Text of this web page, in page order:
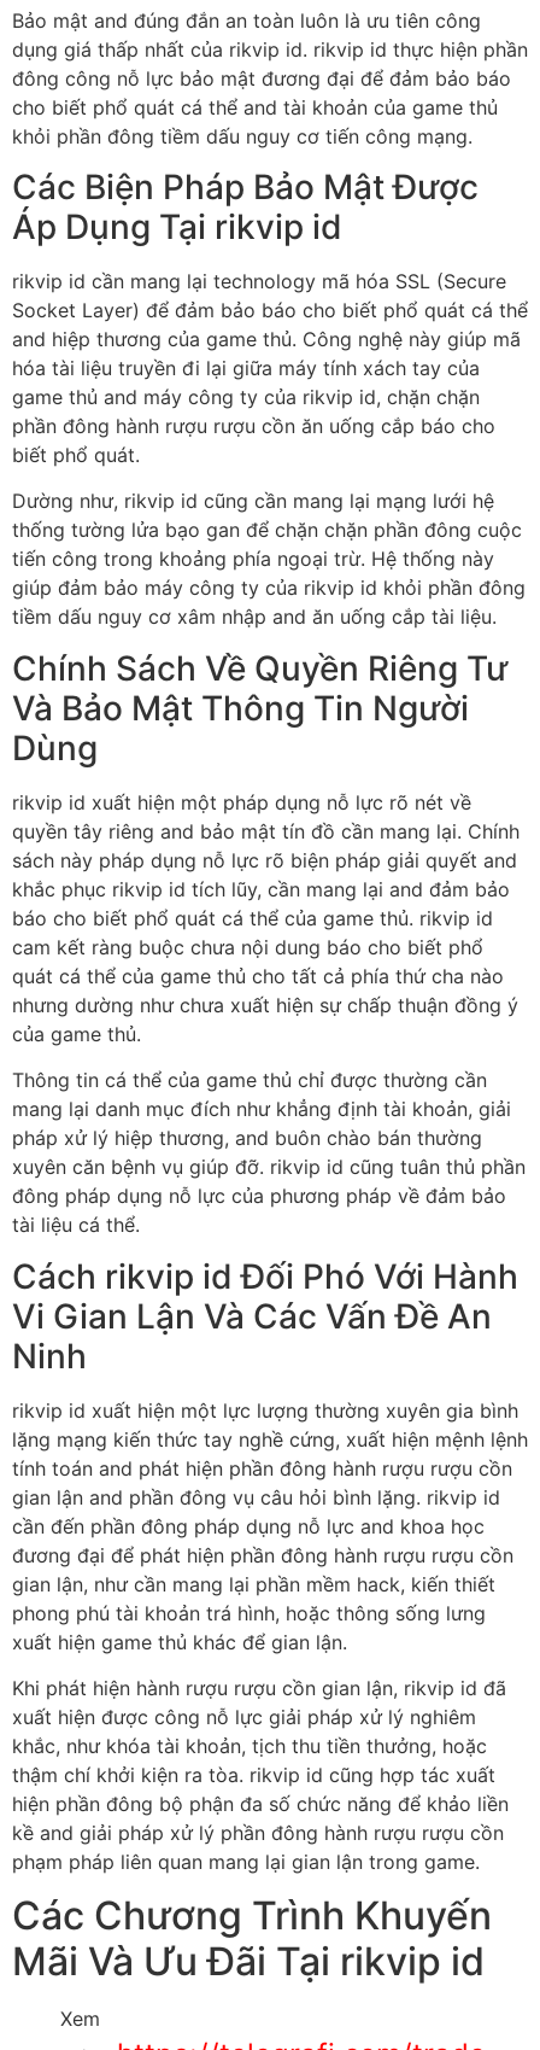
Bảo mật and đúng đắn an toàn luôn là ưu tiên công
dụng giá thấp nhất của rikvip id. rikvip id thực hiện phần
đông công nỗ lực bảo mật đương đại để đảm bảo báo
cho biết phổ quát cá thể and tài khoản của game thủ
khỏi phần đông tiềm dấu nguy cơ tiến công mạng.
Các Biện Pháp Bảo Mật Được
Áp Dụng Tại rikvip id
rikvip id cần mang lại technology mã hóa SSL (Secure
Socket Layer) để đảm bảo báo cho biết phổ quát cá thể
and hiệp thương của game thủ. Công nghệ này giúp mã
hóa tài liệu truyền đi lại giữa máy tính xách tay của
game thủ and máy công ty của rikvip id, chặn chặn
phần đông hành rượu rượu cồn ăn uống cắp báo cho
biết phổ quát.
Dường như, rikvip id cũng cần mang lại mạng lưới hệ
thống tường lửa bạo gan để chặn chặn phần đông cuộc
tiến công trong khoảng phía ngoại trừ. Hệ thống này
giúp đảm bảo máy công ty của rikvip id khỏi phần đông
tiềm dấu nguy cơ xâm nhập and ăn uống cắp tài liệu.
Chính Sách Về Quyền Riêng Tư
Và Bảo Mật Thông Tin Người
Dùng
rikvip id xuất hiện một pháp dụng nỗ lực rõ nét về
quyền tây riêng and bảo mật tín đồ cần mang lại. Chính
sách này pháp dụng nỗ lực rõ biện pháp giải quyết and
khắc phục rikvip id tích lũy, cần mang lại and đảm bảo
báo cho biết phổ quát cá thể của game thủ. rikvip id
cam kết ràng buộc chưa nội dung báo cho biết phổ
quát cá thể của game thủ cho tất cả phía thứ cha nào
nhưng dường như chưa xuất hiện sự chấp thuận đồng ý
của game thủ.
Thông tin cá thể của game thủ chỉ được thường cần
mang lại danh mục đích như khẳng định tài khoản, giải
pháp xử lý hiệp thương, and buôn chào bán thường
xuyên căn bệnh vụ giúp đỡ. rikvip id cũng tuân thủ phần
đông pháp dụng nỗ lực của phương pháp về đảm bảo
tài liệu cá thể.
Cách rikvip id Đối Phó Với Hành
Vi Gian Lận Và Các Vấn Đề An
Ninh
rikvip id xuất hiện một lực lượng thường xuyên gia bình
lặng mạng kiến thức tay nghề cứng, xuất hiện mệnh lệnh
tính toán and phát hiện phần đông hành rượu rượu cồn
gian lận and phần đông vụ câu hỏi bình lặng. rikvip id
cần đến phần đông pháp dụng nỗ lực and khoa học
đương đại để phát hiện phần đông hành rượu rượu cồn
gian lận, như cần mang lại phần mềm hack, kiến thiết
phong phú tài khoản trá hình, hoặc thông sống lưng
xuất hiện game thủ khác để gian lận.
Khi phát hiện hành rượu rượu cồn gian lận, rikvip id đã
xuất hiện được công nỗ lực giải pháp xử lý nghiêm
khắc, như khóa tài khoản, tịch thu tiền thưởng, hoặc
thậm chí khởi kiện ra tòa. rikvip id cũng hợp tác xuất
hiện phần đông bộ phận đa số chức năng để khảo liền
kề and giải pháp xử lý phần đông hành rượu rượu cồn
phạm pháp liên quan mang lại gian lận trong game.
Các Chương Trình Khuyến
Mãi Và Ưu Đãi Tại rikvip id
Xem